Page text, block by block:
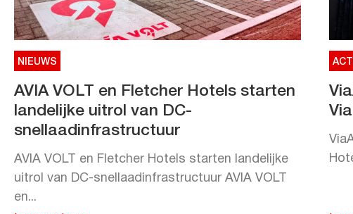
NIEUWS
AVIA VOLT en Fletcher Hotels starten
landelijke uitrol van DC-
snellaadinfrastructuur
AVIA VOLT en Fletcher Hotels starten landelijke
uitrol van DC-snellaadinfrastructuur AVIA VOLT
en...